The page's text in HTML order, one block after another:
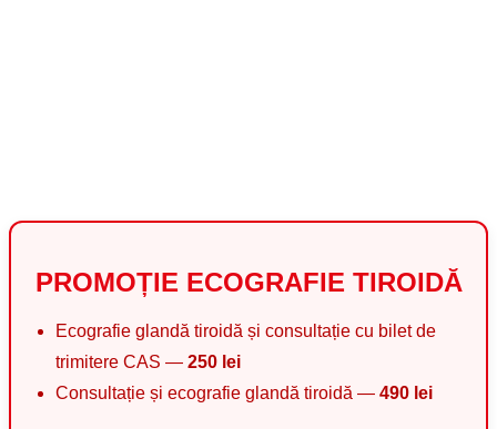
PROMOȚIE ECOGRAFIE TIROIDĂ
Ecografie glandă tiroidă și consultație cu bilet de
trimitere CAS — 250 lei
Consultație și ecografie glandă tiroidă — 490 lei